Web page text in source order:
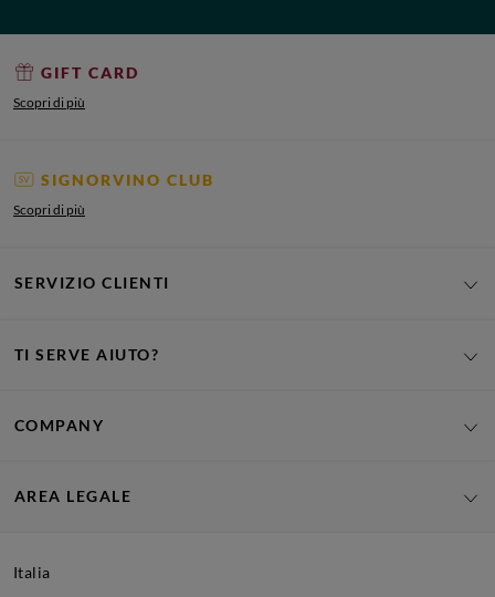
GIFT CARD
Scopri di più
SIGNORVINO CLUB
Scopri di più
SERVIZIO CLIENTI
TI SERVE AIUTO?
COMPANY
AREA LEGALE
Italia